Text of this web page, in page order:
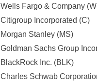
Wells Fargo & Company
Citigroup Incorporated (C)
Morgan Stanley (MS)
Goldman Sachs Group
BlackRock Inc. (BLK)
Charles Schwab